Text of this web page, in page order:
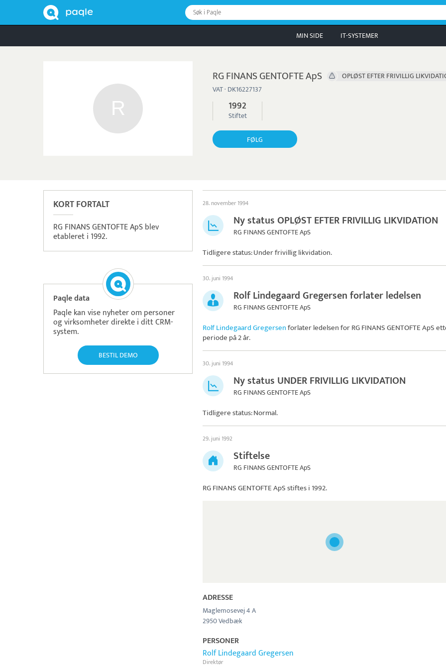
Søk i Paqle
MIN SIDE IT-SYSTEMER
RG FINANS GENTOFTE ApS
OPLØST EFTER FRIVILLIG
VAT · DK16227137
1992
Stiftet
FØLG
KORT FORTALT
RG FINANS GENTOFTE ApS blev
etableret i 1992.
Paqle data
Paqle kan vise nyheter om personer
og virksomheter direkte i ditt CRM-
system.
BESTIL DEMO
28. november 1994
Ny status OPLØST EFTER FRIVILLIG LIKVIDATION
RG FINANS GENTOFTE ApS
Tidligere status: Under frivillig likvidation.
30. juni 1994
Rolf Lindegaard Gregersen forlater ledelsen
RG FINANS GENTOFTE ApS
Rolf Lindegaard Gregersenforlater ledelsen forRG FINANS GENTOFTE ApS
periode på 2 år.
30. juni 1994
Ny status UNDER FRIVILLIG LIKVIDATION
RG FINANS GENTOFTE ApS
Tidligere status: Normal.
29. juni 1992
Stiftelse
RG FINANS GENTOFTE ApS
RG FINANS GENTOFTE ApSstiftes i 1992.
ADRESSE
Maglemosevej 4 A
2950 Vedbæk
PERSONER
Rolf Lindegaard Gregersen
Direktør